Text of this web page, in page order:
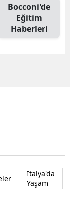
Bocconi'de
Eğitim
Haberleri
İtalya'da
Yaşam